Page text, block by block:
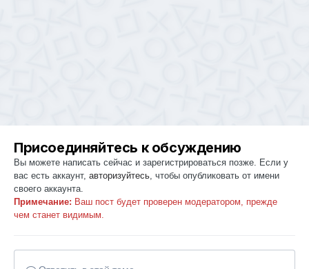
Присоединяйтесь к обсуждению
Вы можете написать сейчас и зарегистрироваться позже. Если у
вас есть аккаунт, авторизуйтесь, чтобы опубликовать от имени
своего аккаунта.
Примечание: Ваш пост будет проверен модератором, прежде
чем станет видимым.